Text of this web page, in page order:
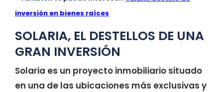
inversión en bienes raíces
SOLARIA, EL DESTELLOS DE UNA
GRAN INVERSIÓN
Solaria es un proyecto inmobiliario situado
en una de las ubicaciones más exclusivas y